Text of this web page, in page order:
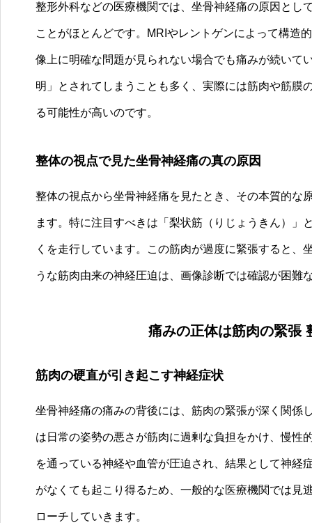
整形外科などの医療機関では、坐骨神経痛の原因とし
ことがほとんどです。MRIやレントゲンによって構造
像上に明確な問題が見られない場合でも痛みが続いて
明」とされてしまうことも多く、実際には筋肉や筋膜
る可能性が高いのです。
整体の視点で見た坐骨神経痛の真の原因
整体の視点から坐骨神経痛を見たとき、その本質的な
ます。特に注目すべきは「梨状筋（りじょうきん）
くを走行しています。この筋肉が過度に緊張すると
うな筋肉由来の神経圧迫は、画像診断では確認が困難
痛みの正体は筋肉の緊張
筋肉の硬直が引き起こす神経症状
坐骨神経痛の痛みの背後には、筋肉の緊張が深く関係
は日常の姿勢の悪さが筋肉に過剰な負担をかけ、慢性
を通っている神経や血管が圧迫され、結果として神
がなくても起こり得るため、一般的な医療機関では見
ローチしていきます。